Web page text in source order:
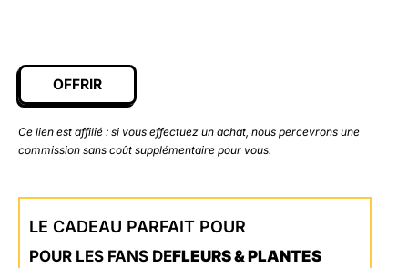
OFFRIR
Ce lien est affilié : si vous effectuez un achat, nous percevrons une
commission sans coût supplémentaire pour vous.
LE CADEAU PARFAIT POUR
POUR LES FANS DEFLEURS & PLANTES